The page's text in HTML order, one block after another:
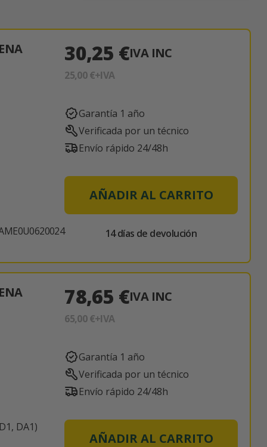
30,25 €IVA INC
25,00 €+IVA
Garantía 1 año
Verificada por un técnico
Envío rápido 24/48h
AÑADIR AL CARRITO
14 días de devolución
DA1)
78,65 €IVA INC
65,00 €+IVA
Garantía 1 año
Verificada por un técnico
Envío rápido 24/48h
AÑADIR AL CARRITO